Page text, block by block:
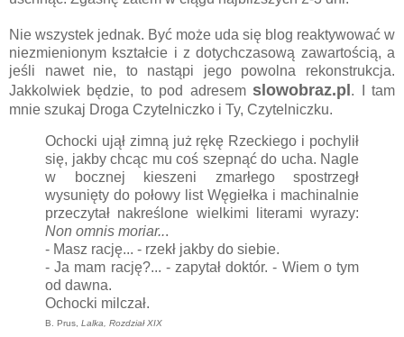
Nie wszystek jednak. Być może uda się blog reaktywować w
niezmienionym kształcie i z dotychczasową zawartością, a
jeśli nawet nie, to nastąpi jego powolna rekonstrukcja.
Jakkolwiek będzie, to pod adresem slowobraz.pl. I tam
mnie szukaj Droga Czytelniczko i Ty, Czytelniczku.
Ochocki ujął zimną już rękę Rzeckiego i pochylił
się, jakby chcąc mu coś szepnąć do ucha. Nagle
w bocznej kieszeni zmarłego spostrzegł
wysunięty do połowy list Węgiełka i machinalnie
przeczytał nakreślone wielkimi literami wyrazy:
Non omnis moriar...
- Masz rację... - rzekł jakby do siebie.
- Ja mam rację?... - zapytał doktór. - Wiem o tym
od dawna.
Ochocki milczał.
B. Prus, Lalka, Rozdział XIX